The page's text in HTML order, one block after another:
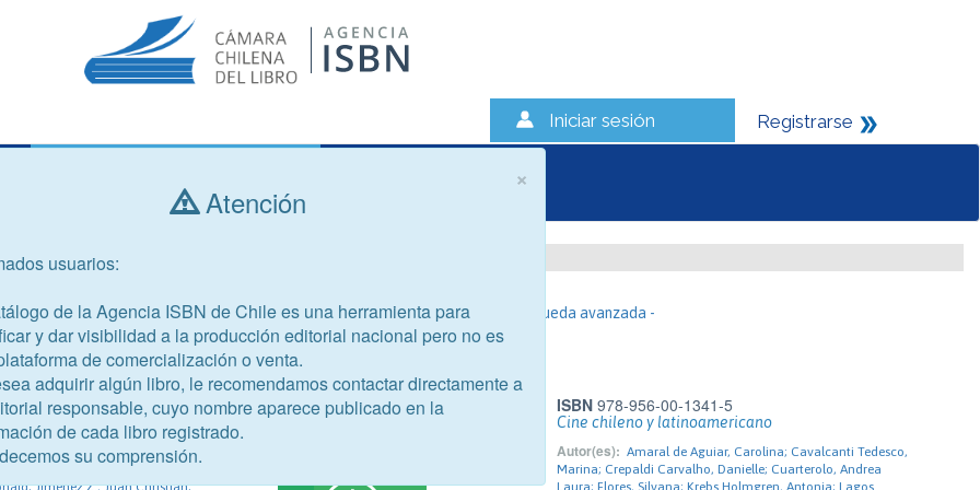
Iniciar sesión Registrarse
Año de publicación
- Búsqueda avanzada -
7
Claudia Andrea; Avello,
Gregory; Duarte Rodríguez, María
Jiménez Z., Juan Christian;
ISBN 978-956-00-1341-5
Cine chileno y latinoamericano
Autor(es): Amaral de Aguiar, Carolina; Cavalcanti Tedesco,
Marina; Crepaldi Carvalho, Danielle; Cuarterolo, Andrea
Laura; Flores, Silvana; Krebs Holmgren, Antonia; Lagos
×
Atención
usuarios:
de la Agencia ISBN de Chile es una herramienta para
y dar visibilidad a la producción editorial nacional pero no es
de comercialización o venta.
adquirir algún libro, le recomendamos contactar directamente a
responsable, cuyo nombre aparece publicado en la
de cada libro registrado.
su comprensión.